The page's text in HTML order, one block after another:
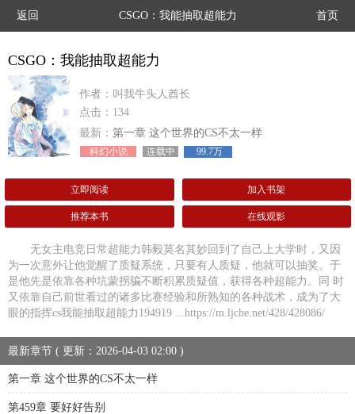
返回 CSGO：我能抽取超能力 首页
CSGO：我能抽取超能力
作者：叫我牛头人酋长
点击：134
最新： 第一章 这个世界的CS不太一样
科幻小说 连载中 99.7万
立即阅读 加入书架
推荐本书 在线观影
无女主电竞日常超能力韩毅莫名其妙回到了自己上大学时，又因
为一次意外让他觉醒了质疑系统，只要有人质疑，他就可以抽奖。于
是他先是依靠各种坑蒙拐骗不断积累质疑值，获得各种超能力。同 时
又依靠自己前世看过的诸多比赛经验和所熟知的各种战术，成为了大
眼的指挥cs我能抽取超能力194919 ...https://m.ljche.net/428/428086/
最新章节 ( 更新：2026-04-03 02:00 )
第一章 这个世界的CS不太一样
第459章 要好好告别